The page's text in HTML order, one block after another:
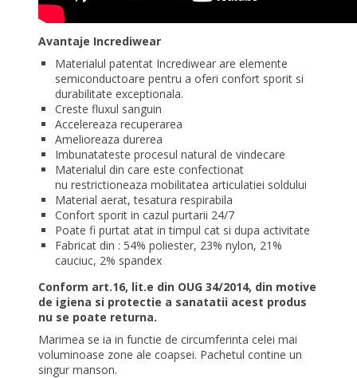
Avantaje Incrediwear
Materialul patentat Incrediwear are elemente
semiconductoare pentru a oferi confort sporit si
durabilitate exceptionala.
Creste fluxul sanguin
Accelereaza recuperarea
Amelioreaza durerea
Imbunatateste procesul natural de vindecare
Materialul din care este confectionat
nu restrictioneaza mobilitatea articulatiei soldului
Material aerat, tesatura respirabila
Confort sporit in cazul purtarii 24/7
Poate fi purtat atat in timpul cat si dupa activitate
Fabricat din : 54% poliester, 23% nylon, 21%
cauciuc, 2% spandex
Conform art.16, lit.e din OUG 34/2014, din motive
de igiena si protectie a sanatatii acest produs
nu se poate returna.
Marimea se ia in functie de circumferinta celei mai
voluminoase zone ale coapsei. Pachetul contine un
singur manson.